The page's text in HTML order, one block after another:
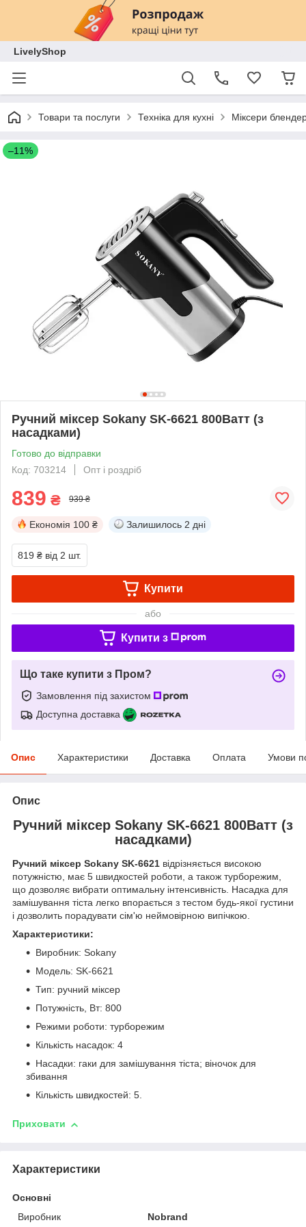
LivelyShop
Товари та послуги Техніка для кухні Міксери
–11%
Ручний міксер Sokany SK-6621 800Ватт (з
насадками)
Готово до відправки
Код: 703214
Опт і роздріб
839 ₴ 939 ₴
Економія 100 ₴ Залишилось 2 дні
819 ₴ від 2 шт.
Купити
або
Купити з
Що таке купити з Пром?
Замовлення під захистом
Доступна доставка
Опис Характеристики Доставка Оплата Умови
Опис
Ручний міксер Sokany SK-6621 800Ватт (з
насадками)
Ручний міксер Sokany SK-6621 відрізняється високою
потужністю, має 5 швидкостей роботи, а також турборежим,
що дозволяє вибрати оптимальну інтенсивність. Насадка для
замішування тіста легко впорається з тестом будь-якої густини
і дозволить порадувати сім'ю неймовірною випічкою.
Характеристики:
Виробник: Sokany
Модель: SK-6621
Тип: ручний міксер
Потужність, Вт: 800
Режими роботи: турборежим
Кількість насадок: 4
Насадки: гаки для замішування тіста; віночок для
збивання
Кількість швидкостей: 5.
Приховати
Характеристики
Основні
Виробник
Nobrand